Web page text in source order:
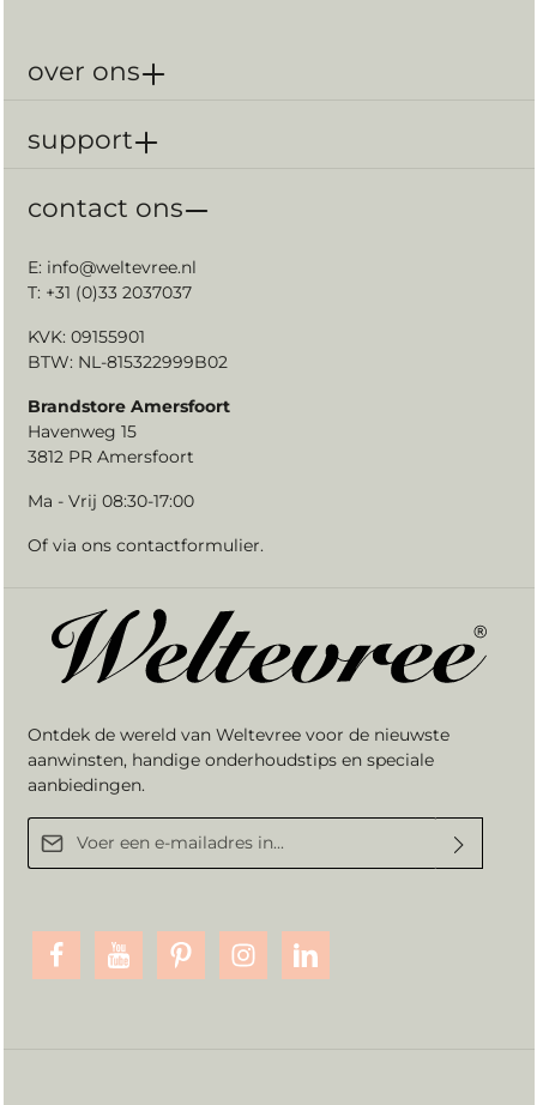
Ontdek de wereld van Weltevree voor de nieuwste
aanwinsten, handige onderhoudstips en speciale
aanbiedingen.
E-mailadres*
contact ons
E: info@weltevree.nl
T: +31 (0)33 2037037
KVK: 09155901
BTW: NL-815322999B02
Brandstore Amersfoort
Havenweg 15
3812 PR Amersfoort
Ma - Vrij 08:30-17:00
Of via ons contactformulier.
over ons
support